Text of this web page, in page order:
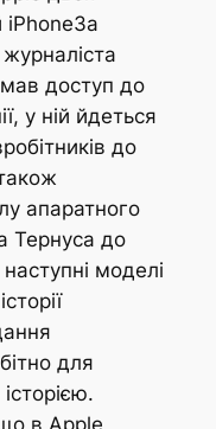
iPhoneЗа
доступ до
у ній йдеться
до
апаратного
Тернуса до
моделі
для